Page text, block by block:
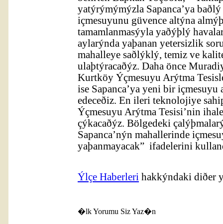
yatýrýmýmýzla Sapanca’ya
içmesuyunu güvence altýna
tamamlanmasýyla yaðýþlý
aylarýnda yaþanan yetersizlik
mahalleye saðlýklý, temiz ve
ulaþtýracaðýz. Daha önce
Kurtköy Ýçmesuyu Arýtma
ise Sapanca’ya yeni bir içmesuyu
edeceðiz. En ileri teknolojiye
Ýçmesuyu Arýtma Tesisi’nin
çýkacaðýz. Bölgedeki
Sapanca’nýn mahallerinde
yaþanmayacak” ifadelerini
Ýlçe Haberleri hakkýndaki diðer
�lk Yorumu Siz Yaz�n